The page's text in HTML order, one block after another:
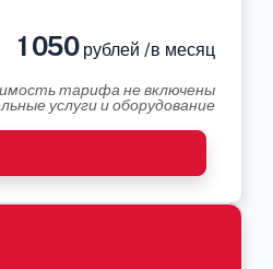
1 050рублей /в месяц
тарифа не включены
услуги и оборудование